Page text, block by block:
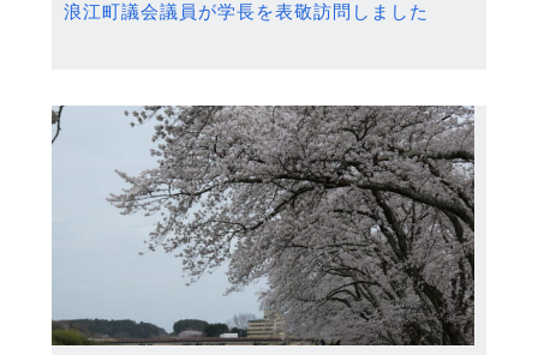
浪江町議会議員が学長を表敬訪問しました